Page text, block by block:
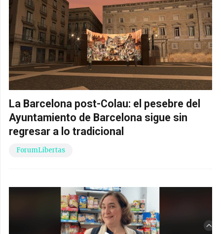
La Barcelona post-Colau: el pesebre del
Ayuntamiento de Barcelona sigue sin
regresar a lo tradicional
ForumLibertas